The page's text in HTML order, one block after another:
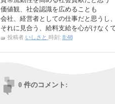
価値観、社会認識を広めることも
会社、経営者としての仕事だと思うし、
それに見合う、給料支給を心がけなく
投稿者 いしさと 時刻: 8:48
0 件のコメント: